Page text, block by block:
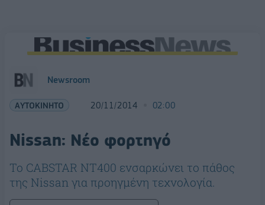
Newsroom
ΑΥΤΟΚΙΝΗΤΟ 20/11/2014 02:00
Nissan: Νέο φορτηγό
Το CABSTAR NT400 ενσαρκώνει το πάθος
της Nissan για προηγμένη τεχνολογία.